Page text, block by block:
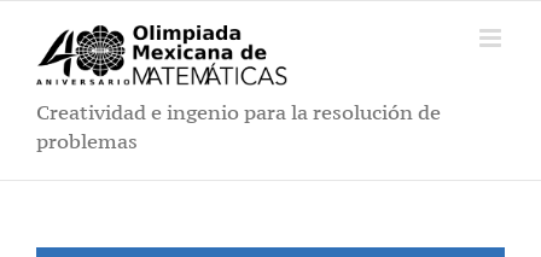
contenido
Creatividad e ingenio para la resolución de
problemas